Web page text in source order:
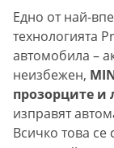
Едно от най-
технологията
автомобила –
неизбежен,
прозорците и
изправят
Всичко това се